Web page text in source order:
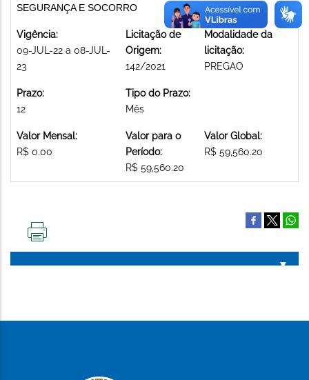
SEGURANÇA E SOCORRO
Vigência:
09-JUL-22 a 08-JUL-
23
Licitação de
Origem:
142/2021
Modalidade da
licitação:
PREGAO
Prazo:
12
Tipo do Prazo:
Mês
Valor Mensal:
R$ 0.00
Valor para o
Período:
R$ 59,560.20
Valor Global:
R$ 59,560.20
PÁGINA